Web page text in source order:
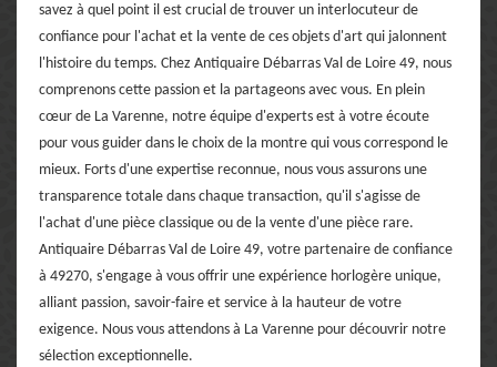
savez à quel point il est crucial de trouver un interlocuteur de
confiance pour l'achat et la vente de ces objets d'art qui jalonnent
l'histoire du temps. Chez Antiquaire Débarras Val de Loire 49, nous
comprenons cette passion et la partageons avec vous. En plein
cœur de La Varenne, notre équipe d'experts est à votre écoute
pour vous guider dans le choix de la montre qui vous correspond le
mieux. Forts d'une expertise reconnue, nous vous assurons une
transparence totale dans chaque transaction, qu'il s'agisse de
l'achat d'une pièce classique ou de la vente d'une pièce rare.
Antiquaire Débarras Val de Loire 49, votre partenaire de confiance
à 49270, s'engage à vous offrir une expérience horlogère unique,
alliant passion, savoir-faire et service à la hauteur de votre
exigence. Nous vous attendons à La Varenne pour découvrir notre
sélection exceptionnelle.